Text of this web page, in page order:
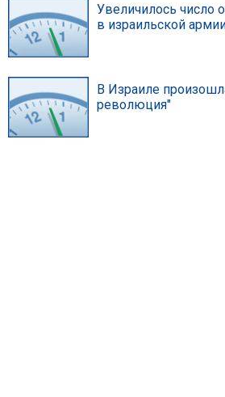
Увеличилось число
в израильской
В Израиле
революция"